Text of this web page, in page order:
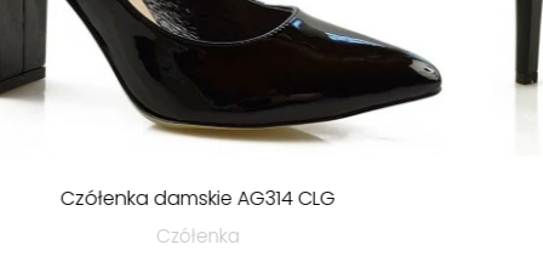
Czółenka damskie AG444 CLG